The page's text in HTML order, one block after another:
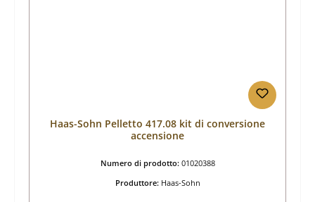
Haas-Sohn Pelletto 417.08 kit di conversione
accensione
Numero di prodotto: 01020388
Produttore: Haas-Sohn